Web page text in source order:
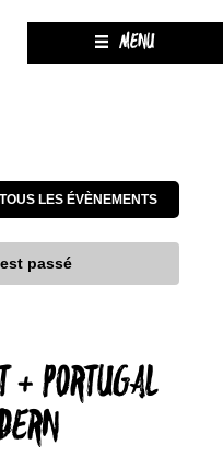
MENU
LES ÉVÈNEMENTS
passé
+ PORTUGAL